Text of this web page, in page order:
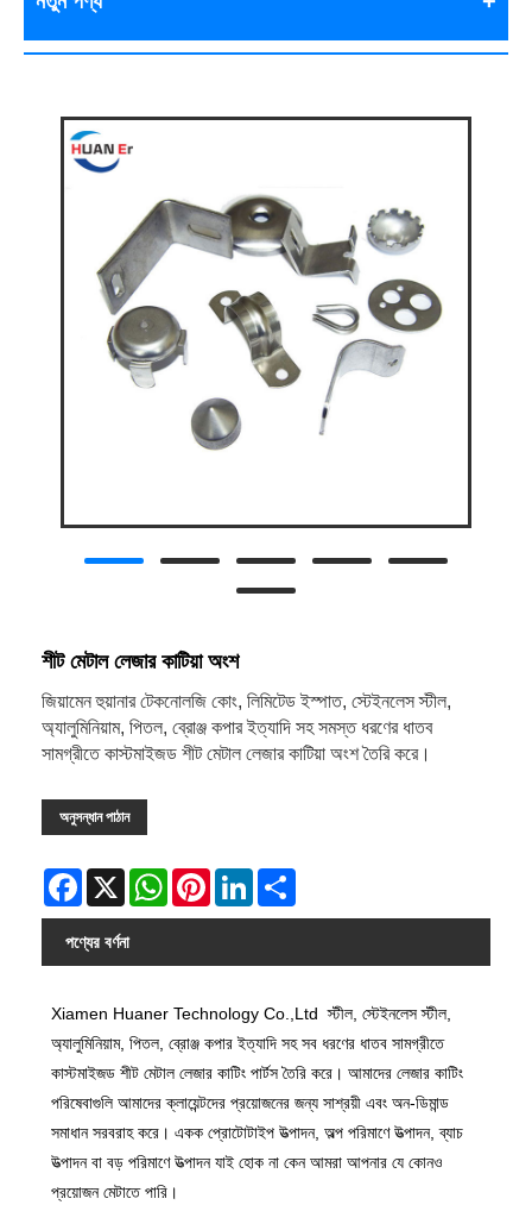
শীট মেটাল লেজার কাটিয়া অংশ
জিয়ামেন হুয়ানার টেকনোলজি কোং, লিমিটেড ইস্পাত, স্টেইনলেস স্টীল,
অ্যালুমিনিয়াম, পিতল, ব্রোঞ্জ কপার ইত্যাদি সহ সমস্ত ধরণের ধাতব
সামগ্রীতে কাস্টমাইজড শীট মেটাল লেজার কাটিয়া অংশ তৈরি করে।
অনুসন্ধান পাঠান
Facebook
X WhatsAppPinterestLinkedIn
পণ্যের বর্ণনা
Xiamen Huaner Technology Co.,Ltd স্টীল, স্টেইনলেস স্টীল,
অ্যালুমিনিয়াম, পিতল, ব্রোঞ্জ কপার ইত্যাদি সহ সব ধরণের ধাতব সামগ্রীতে
কাস্টমাইজড শীট মেটাল লেজার কাটিং পার্টস তৈরি করে। আমাদের লেজার কাটিং
পরিষেবাগুলি আমাদের ক্লায়েন্টদের প্রয়োজনের জন্য সাশ্রয়ী এবং অন-ডিমান্ড
সমাধান সরবরাহ করে। একক প্রোটোটাইপ উত্পাদন, অল্প পরিমাণে উত্পাদন, ব্যাচ
উত্পাদন বা বড় পরিমাণে উত্পাদন যাই হোক না কেন আমরা আপনার যে কোনও
প্রয়োজন মেটাতে পারি।